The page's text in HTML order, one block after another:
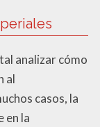
analizar cómo
al
casos, la
en la